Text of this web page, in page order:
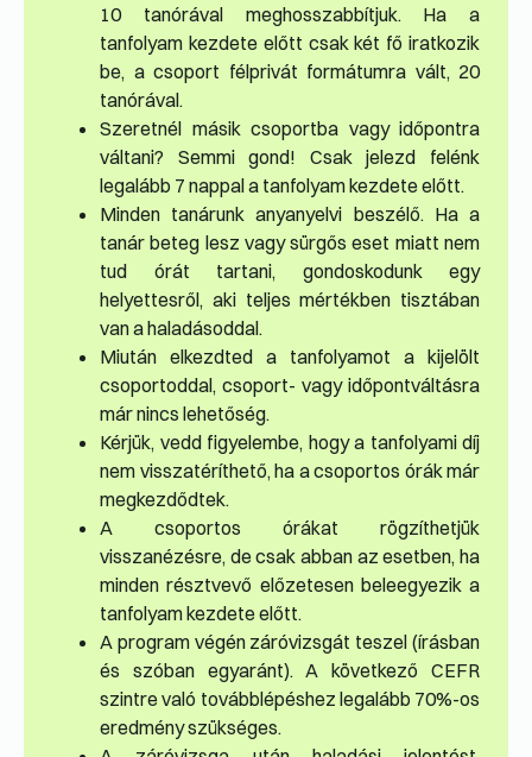
10 tanórával meghosszabbítjuk. Ha a
tanfolyam kezdete előtt csak két fő iratkozik
be, a csoport félprivát formátumra vált, 20
tanórával.
Szeretnél másik csoportba vagy időpontra
váltani? Semmi gond! Csak jelezd felénk
legalább 7 nappal a tanfolyam kezdete előtt.
Minden tanárunk anyanyelvi beszélő. Ha a
tanár beteg lesz vagy sürgős eset miatt nem
tud órát tartani, gondoskodunk egy
helyettesről, aki teljes mértékben tisztában
van a haladásoddal.
Miután elkezdted a tanfolyamot a kijelölt
csoportoddal, csoport- vagy időpontváltásra
már nincs lehetőség.
Kérjük, vedd figyelembe, hogy a tanfolyami díj
nem visszatéríthető, ha a csoportos órák már
megkezdődtek.
A csoportos órákat rögzíthetjük
visszanézésre, de csak abban az esetben, ha
minden résztvevő előzetesen beleegyezik a
tanfolyam kezdete előtt.
A program végén záróvizsgát teszel (írásban
és szóban egyaránt). A következő CEFR
szintre való továbblépéshez legalább 70%-os
eredmény szükséges.